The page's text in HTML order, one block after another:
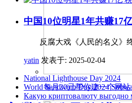
每月20元帮你建一个网
中国10位明星1年共赚17
反腐大戏《人民的名义》
yatin 发表于: 2025-02-04
National Lighthouse Day 2024
World Sandwich Day 2024
Какую криптовалюту выгодно